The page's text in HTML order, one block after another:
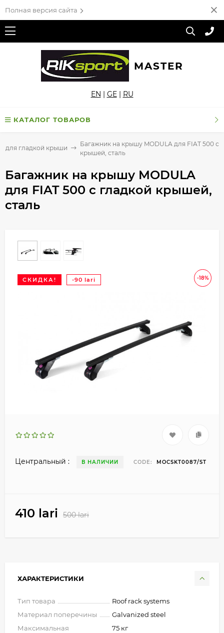
Полная версия сайта
MASTER
EN | GE| RU
КАТАЛОГ ТОВАРОВ
для гладкой крыши
Багажник на крышу MODULA для FIAT 500 с
крышей, сталь
Багажник на крышу MODULA
для FIAT 500 с гладкой крышей,
сталь
-18%
СКИДКА! -90 lari
Центральный : В НАЛИЧИИ CODE: MOCSKT0087/ST
410 lari 500 lari
ХАРАКТЕРИСТИКИ
Тип товара
Roof rack systems
Материал поперечины
Galvanized steel
Максимальная
75 кг